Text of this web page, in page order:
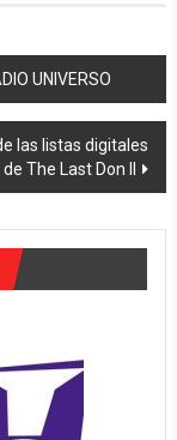
UNIVERSO
las listas digitales
The Last Don II